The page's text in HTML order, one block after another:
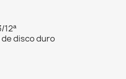
de disco duro